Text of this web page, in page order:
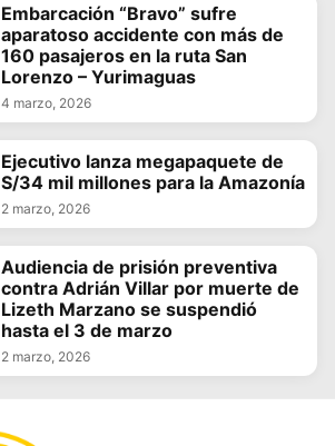
Embarcación “Bravo” sufre
aparatoso accidente con más de
160 pasajeros en la ruta San
Lorenzo – Yurimaguas
4 marzo, 2026
Ejecutivo lanza megapaquete de
S/34 mil millones para la Amazonía
2 marzo, 2026
Audiencia de prisión preventiva
contra Adrián Villar por muerte de
Lizeth Marzano se suspendió
hasta el 3 de marzo
2 marzo, 2026